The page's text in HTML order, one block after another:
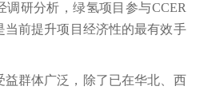
研分析，绿氢项目参与CCER
前提升项目经济性的最有效手
益群体广泛，除了已在华北、西